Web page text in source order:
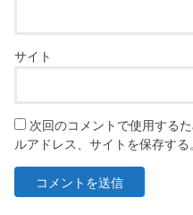
サイト
次回のコメントで使用する
ルアドレス、サイトを保存する